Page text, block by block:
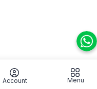
Account Menu